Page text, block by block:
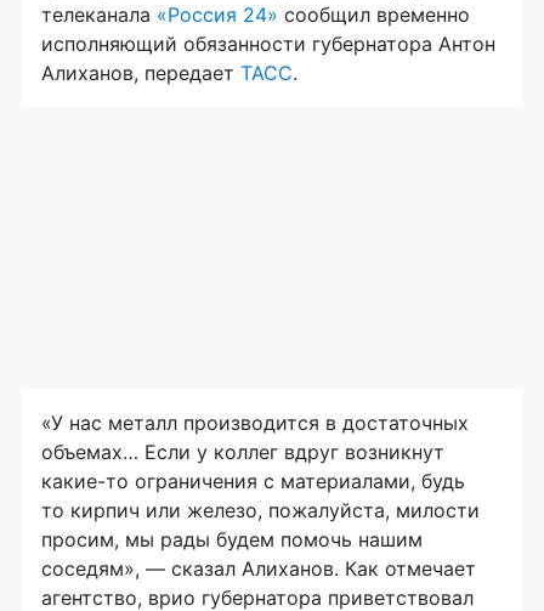
телеканала «Россия 24» сообщил временно
исполняющий обязанности губернатора Антон
Алиханов, передает ТАСС.
«У нас металл производится в достаточных
объемах… Если у коллег вдруг возникнут
какие-то ограничения с материалами, будь
то кирпич или железо, пожалуйста, милости
просим, мы рады будем помочь нашим
соседям», — сказал Алиханов. Как отмечает
агентство, врио губернатора приветствовал